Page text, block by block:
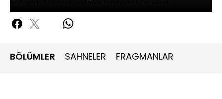
BÖLÜMLER SAHNELER FRAGMANLAR